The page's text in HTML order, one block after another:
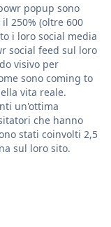
popup sono
250% (oltre 600
i loro social media
social feed sul loro
visivo per
sono coming to
vita reale.
un'ottima
che hanno
stati coinvolti 2,5
sul loro sito.